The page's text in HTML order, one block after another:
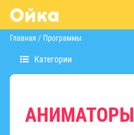
Главная / Программы
Категории